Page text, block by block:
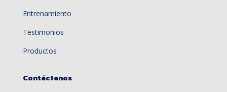
Entrenamiento
Testimonios
Productos
Contáctenos